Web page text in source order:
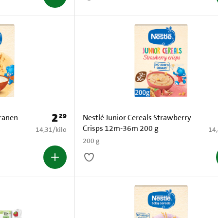
Prijs: € 2,29
229
€ 14,31 per kilo
14,31/kilo
Nestlé Junior Cereals Strawberry
Crisps 12m-36m 200 g
200 g
€